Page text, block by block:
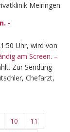
Meiringen.
-
Uhr, wird von
am Screen. –
Zur Sendung
Chefarzt,
10
11